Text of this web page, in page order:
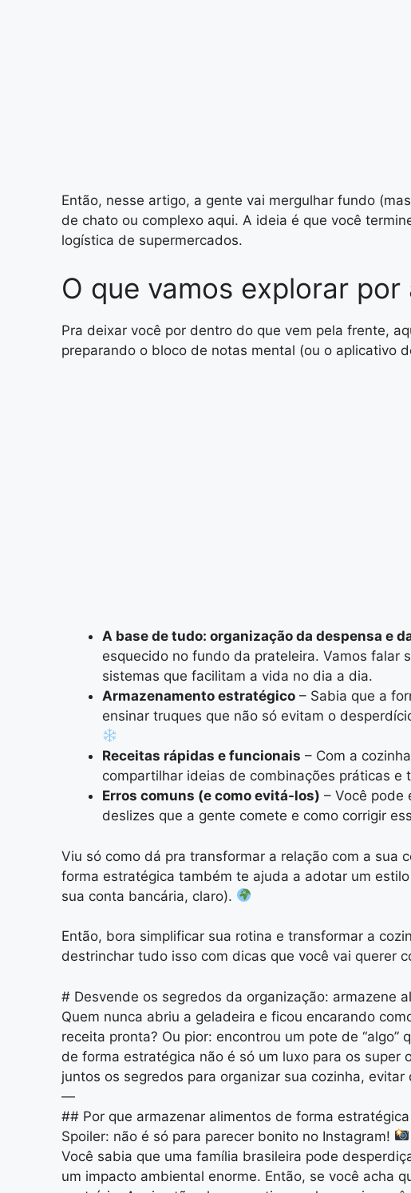
Então, nesse artigo, a gente vai mergulhar fundo
de chato ou complexo aqui. A ideia é que você
logística de supermercados.
O que vamos explorar por
Pra deixar você por dentro do que vem pela frente,
preparando o bloco de notas mental (ou o aplicativo
A base de tudo: organização da despensa e
esquecido no fundo da prateleira. Vamos falar
sistemas que facilitam a vida no dia a dia.
Armazenamento estratégico – Sabia que a
ensinar truques que não só evitam o
Receitas rápidas e funcionais – Com a
compartilhar ideias de combinações práticas
Erros comuns (e como evitá-los) – Você pode
deslizes que a gente comete e como corrigir
Viu só como dá pra transformar a relação com a sua
forma estratégica também te ajuda a adotar um
sua conta bancária, claro).
Então, bora simplificar sua rotina e transformar a
destrinchar tudo isso com dicas que você vai querer
# Desvende os segredos da organização: armazene
Quem nunca abriu a geladeira e ficou encarando
receita pronta? Ou pior: encontrou um pote de
de forma estratégica não é só um luxo para os
juntos os segredos para organizar sua cozinha,
—
## Por que armazenar alimentos de forma
Spoiler: não é só para parecer bonito no Instagram!
Você sabia que uma família brasileira pode
um impacto ambiental enorme. Então, se você acha